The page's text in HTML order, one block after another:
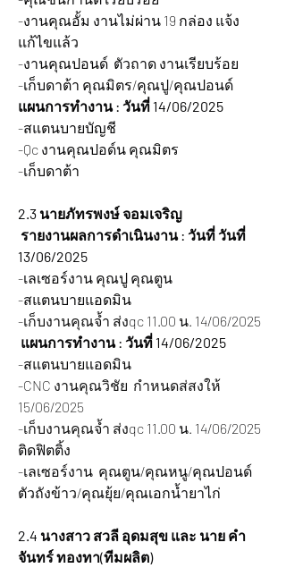
-งานคุณอั้ม งานไม่ผ่าน 19 กล่อง แจ้ง
แก้ไขแล้ว
-งานคุณปอนด์  ตัวถาด งานเรียบร้อย
-เก็บดาต้า คุณมิตร/คุณปู/คุณปอนด์
แผนการทำงาน : วันที่ 14/06/2025
-สแตนบายบัญชี
-Qc งานคุณปอด์น คุณมิตร
-เก็บดาต้า
2.3 นายภัทรพงษ์ จอมเจริญ
รายงานผลการดำเนินงาน : วันที่ วันที่
13/06/2025
-เลเซอร์งาน คุณปู คุณตูน
-สแตนบายแอดมิน
-เก็บงานคุณจ้ำ ส่งqc 11.00 น. 14/06/2025
แผนการทำงาน : วันที่ 14/06/2025
-สแตนบายแอดมิน
-CNC งานคุณวิชัย  กำหนดส่สงให้
15/06/2025
-เก็บงานคุณจ้ำ ส่งqc 11.00 น. 14/06/2025
ติดฟิตติ้ง
-เลเซอร์งาน  คุณตูน/คุณหนู/คุณปอนด์
ตัวถังข้าว/คุณยุ้ย/คุณเอกน้ำยาไก่
2.4 นางสาว สวลี อุดมสุข และ นาย คำ
จันทร์ ทองทา(ทีมผลิต)